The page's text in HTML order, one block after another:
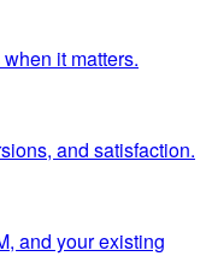
it matters.
and satisfaction.
and your existing